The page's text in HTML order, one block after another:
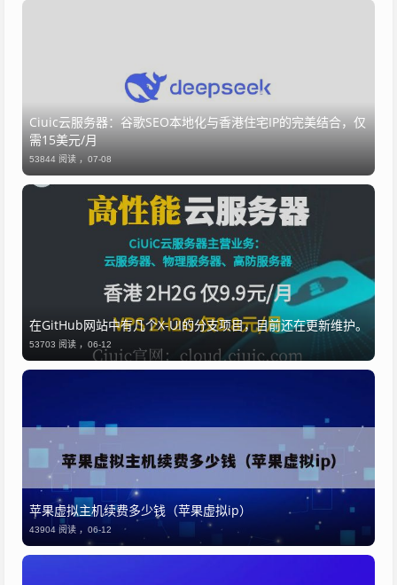
Ciuic云服务器：谷歌SEO本地化与香港住宅IP的完美结合，仅
需15美元/月
53844 阅读 ， 07-08
​在GitHub网站中有几个X-UI的分支项目，目前还在更新维护。
53703 阅读 ， 06-12
苹果虚拟主机续费多少钱（苹果虚拟ip）
43904 阅读 ， 06-12